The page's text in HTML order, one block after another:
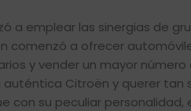
a emplear las sinergias de
comenzó a ofrecer
y vender un mayor
Citroën y querer tan
con su peculiar